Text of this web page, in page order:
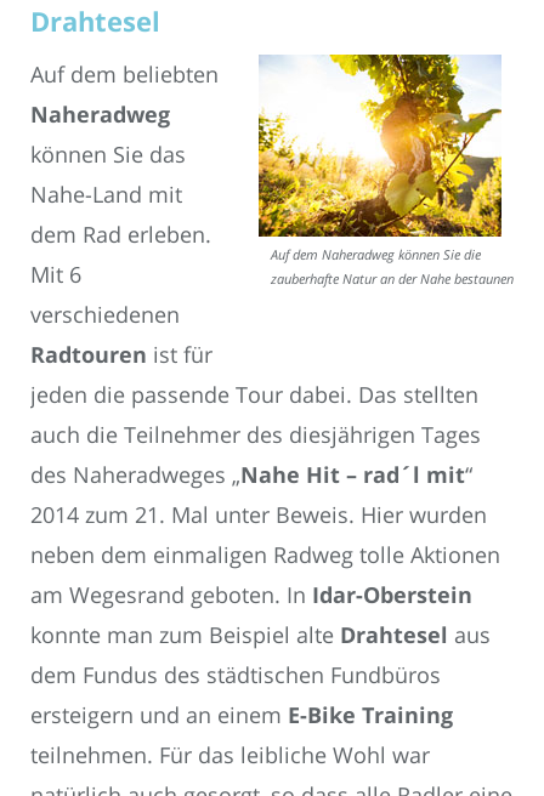
Drahtesel
Auf dem Naheradweg können Sie die
zauberhafte Natur an der Nahe bestaunen.
Auf dem beliebten
Naheradweg
können Sie das
Nahe-Land mit
dem Rad erleben.
Mit 6
verschiedenen
Radtouren ist für
jeden die passende Tour dabei. Das stellten
auch die Teilnehmer des diesjährigen Tages
des Naheradweges „Nahe Hit – rad´l mit“
2014 zum 21. Mal unter Beweis. Hier wurden
neben dem einmaligen Radweg tolle Aktionen
am Wegesrand geboten. In Idar-Oberstein
konnte man zum Beispiel alte Drahtesel aus
dem Fundus des städtischen Fundbüros
ersteigern und an einem E-Bike Training
teilnehmen. Für das leibliche Wohl war